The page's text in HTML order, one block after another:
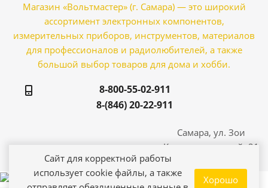
Магазин «Вольтмастер» (г. Самара) — это широкий
ассортимент электронных компонентов,
измерительных приборов, инструментов, материалов
для профессионалов и радиолюбителей, а также
большой выбор товаров для дома и хобби.
8-800-55-02-911
8-(846) 20-22-911
Самара, ул. Зои
Космодемьянской, 21
Сайт для корректной работы
использует cookie файлы, а также
Хорошо